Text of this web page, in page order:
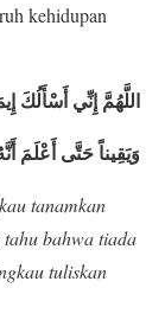
kehidupan
اللَّهُمَّ إِنِّي أَسْأَلُكَ
وَيَقِيناً حَتَّى أَعْلَمَ
tanamkan
bahwa tiada
tuliskan